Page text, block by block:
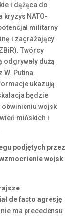
i dążąca do
kryzys NATO-
militarny
i zagrażający
Twórcy
odgrywały dużą
Putina.
ukazują
będzie
obwinieniu wojsk
mińskich i
podjętych przez
wojsk
de facto agresję
ma precedensu